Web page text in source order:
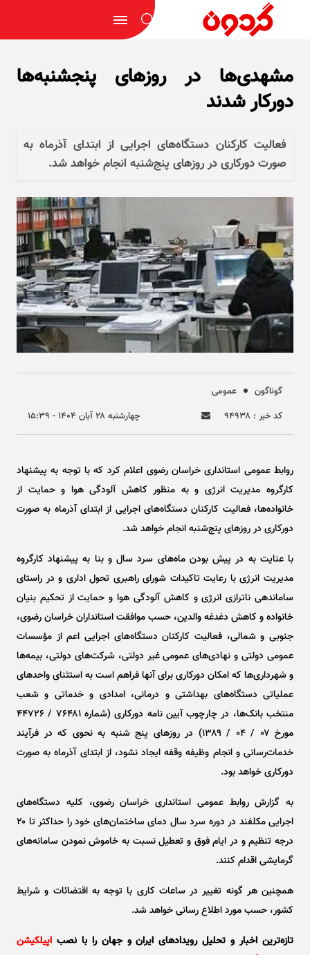
مشهدی‌ها در روزهای پنجشنبه‌ها
دورکار شدند
فعالیت کارکنان دستگاه‌های اجرایی از ابتدای آذرماه به
صورت دورکاری در روز‌های پنج‌شنبه انجام خواهد شد.
گوناگون
عمومی
کد خبر : ۹۴۹۳۸
چهارشنبه ۲۸ آبان ۱۴۰۴ - ۱۵:۳۹
روابط عمومی استانداری خراسان رضوی اعلام کرد که با توجه به پیشنهاد
کارگروه مدیریت انرژی و به منظور کاهش آلودگی هوا و حمایت از
خانواده‌ها، فعالیت کارکنان دستگاه‌های اجرایی از ابتدای آذرماه به صورت
دورکاری در روز‌های پنج‌شنبه انجام خواهد شد.
با عنایت به در پیش بودن ماه‌های سرد سال و بنا به پیشنهاد کارگروه
مدیریت انرژی با رعایت تاکیدات شورای راهبری تحول اداری و در راستای
ساماندهی ناترازی انرژی و کاهش آلودگی هوا و حمایت از تحکیم بنیان
خانواده و کاهش دغدغه والدین، حسب موافقت استانداران خراسان رضوی،
جنوبی و شمالی، فعالیت کارکنان دستگاه‌های اجرایی اعم از مؤسسات
عمومی دولتی و نهادی‌های عمومی غیر دولتی، شرکت‌های دولتی، بیمه‌ها
و شهرداری‌ها که امکان دورکاری برای آنها فراهم است به استثنای واحد‌های
عملیاتی دستگاه‌های بهداشتی و درمانی، امدادی و خدماتی و شعب
منتخب بانک‌ها، در چارچوب آیین نامه دورکاری (شماره ۷۶۴۸۱ / ۴۴۷۲۶
مورخ ۰۷ / ۰۴ / ۱۳۸۹) در روز‌های پنج شنبه به نحوی که در فرآیند
خدمات‌رسانی و انجام وظیفه وقفه ایجاد نشود، از ابتدای آذرماه به صورت
دورکاری خواهد بود.
به گزارش روابط عمومی استانداری خراسان رضوی، کلیه دستگاه‌های
اجرایی مکلفند در دوره سرد سال دمای ساختمان‌های خود را حداکثر تا ۲۰
درجه تنظیم و در ایام فوق و تعطیل نسبت به خاموش نمودن سامانه‌های
گرمایشی اقدام کنند.
همچنین هر گونه تغییر در ساعات کاری با توجه به اقتضائات و شرایط
کشور، حسب مورد اطلاع رسانی خواهد شد.
تازه‌ترین اخبار و تحلیل‌ رویدادهای ایران و جهان را با نصب اپیلکیشن